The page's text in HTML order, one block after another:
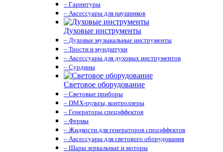
– Гарнитуры
– Аксессуары для наушников
Духовые инструменты
– Духовые музыкальные инструменты
– Трости и мундштуки
– Аксессуары для духовых инструментов
– Сурдины
Световое оборудование
– Световые приборы
– DMX-пульты, контроллеры
– Генераторы спецэффектов
– Фермы
– Жидкости для генераторов спецэффектов
– Аксессуары для светового оборудования
– Шары зеркальные и моторы